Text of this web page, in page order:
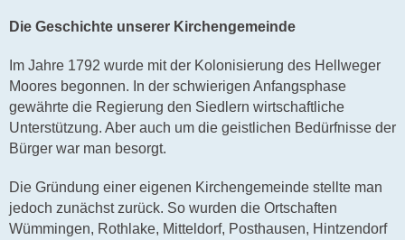
Die Geschichte unserer Kirchengemeinde
Im Jahre 1792 wurde mit der Kolonisierung des Hellweger
Moores begonnen. In der schwierigen Anfangsphase
gewährte die Regierung den Siedlern wirtschaftliche
Unterstützung. Aber auch um die geistlichen Bedürfnisse der
Bürger war man besorgt.
Die Gründung einer eigenen Kirchengemeinde stellte man
jedoch zunächst zurück. So wurden die Ortschaften
Wümmingen, Rothlake, Mitteldorf, Posthausen, Hintzendorf